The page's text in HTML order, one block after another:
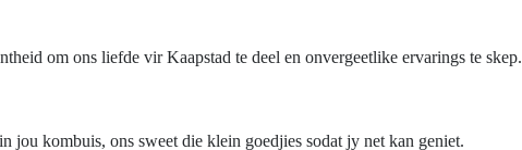
om ons liefde vir Kaapstad te deel en onvergeetlike ervarings te skep.
jou kombuis, ons sweet die klein goedjies sodat jy net kan geniet.